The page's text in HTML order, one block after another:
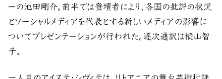
ーの池田剛介。前半では登壇者により、各国の批評の状況
とソーシャルメディアを代表とする新しいメディアの影響に
ついてプレゼンテーションが行われた。逐次通訳は樅山智
子。